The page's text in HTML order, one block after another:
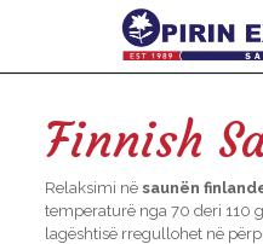
Finnish
Relaksimi në saunën
temperaturë nga 70 deri 110
lagështisë rregullohet në